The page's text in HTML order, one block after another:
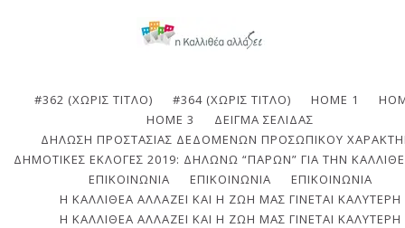
#362 (ΧΩΡΊΣ ΤΊΤΛΟ) #364 (ΧΩΡΊΣ ΤΊΤΛΟ) HOME 1
HOME 3
ΔΕΊΓΜΑ ΣΕΛΊΔΑΣ
ΔΉΛΩΣΗ ΠΡΟΣΤΑΣΊΑΣ ΔΕΔΟΜΈΝΩΝ ΠΡΟΣΩΠΙΚΟΎ
ΔΗΜΟΤΙΚΈΣ ΕΚΛΟΓΈΣ 2019: ΔΗΛΏΝΩ “ΠΑΡΏΝ” ΓΙΑ ΤΗΝ
ΕΠΙΚΟΙΝΩΝΙΑ
ΕΠΙΚΟΙΝΩΝΊΑ
ΕΠΙΚΟΙΝΩΝΊΑ
Η ΚΑΛΛΙΘΈΑ ΑΛΛΆΖΕΙ ΚΑΙ Η ΖΩΉ ΜΑΣ ΓΊΝΕΤΑΙ ΚΑΛΎΤΕΡΗ
Η ΚΑΛΛΙΘΈΑ ΑΛΛΆΖΕΙ ΚΑΙ Η ΖΩΉ ΜΑΣ ΓΊΝΕΤΑΙ ΚΑΛΎΤΕΡΗ